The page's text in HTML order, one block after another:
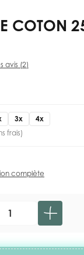
COTON
avis (2)
3x
4x
frais)
complète